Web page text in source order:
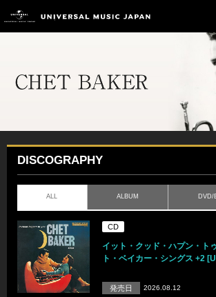
DISCOGRAPHY
ALL ALBUM DVD/
CD
イット・クッド・ハプン・ト
ト・ベイカー・シングス +2
発売日 2026.08.12